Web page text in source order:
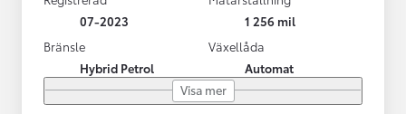
07-2023
1 256 mil
Bränsle
Hybrid Petrol
Växellåda
Automat
Visa mer